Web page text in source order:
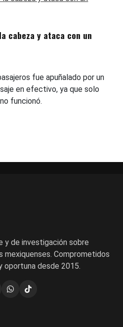
cabeza y ataca con un
fue apuñalado por un
en efectivo, ya que solo
funcionó.
y de investigación sobre
mexiquenses. Comprometidos
oportuna desde 2015.